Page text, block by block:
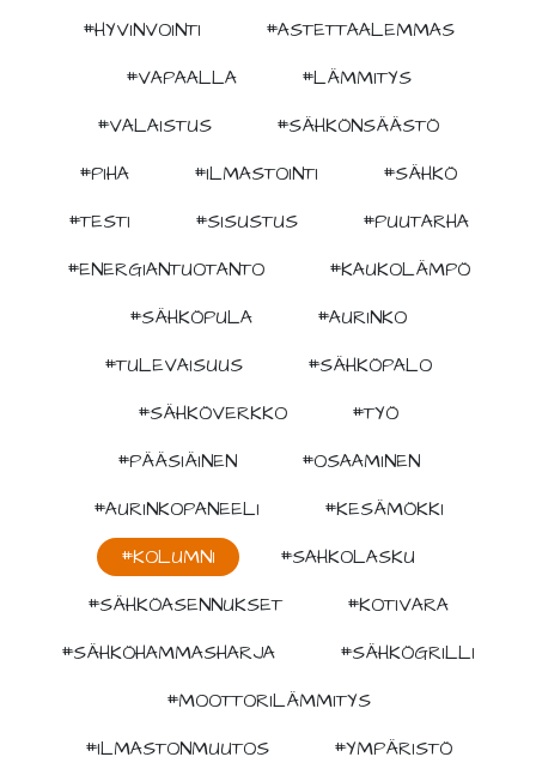
#HYVINVOINTI
#ASTETTAALEMMAS
#VAPAALLA
#LÄMMITYS
#VALAISTUS
#SÄHKÖNSÄÄSTÖ
#PIHA
#ILMASTOINTI
#SÄHKÖ
#TESTI
#SISUSTUS
#PUUTARHA
#ENERGIANTUOTANTO
#KAUKOLÄMPÖ
#SÄHKÖPULA
#AURINKO
#TULEVAISUUS
#SÄHKÖPALO
#SÄHKÖVERKKO
#TYÖ
#PÄÄSIÄINEN
#OSAAMINEN
#AURINKOPANEELI
#KESÄMÖKKI
#KOLUMNI
#SAHKOLASKU
#SÄHKÖASENNUKSET
#KOTIVARA
#SÄHKÖHAMMASHARJA
#SÄHKÖGRILLI
#MOOTTORILÄMMITYS
#ILMASTONMUUTOS
#YMPÄRISTÖ